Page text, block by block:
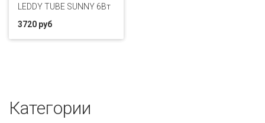
LEDDY TUBE SUNNY 6Вт
3720 руб
Категории